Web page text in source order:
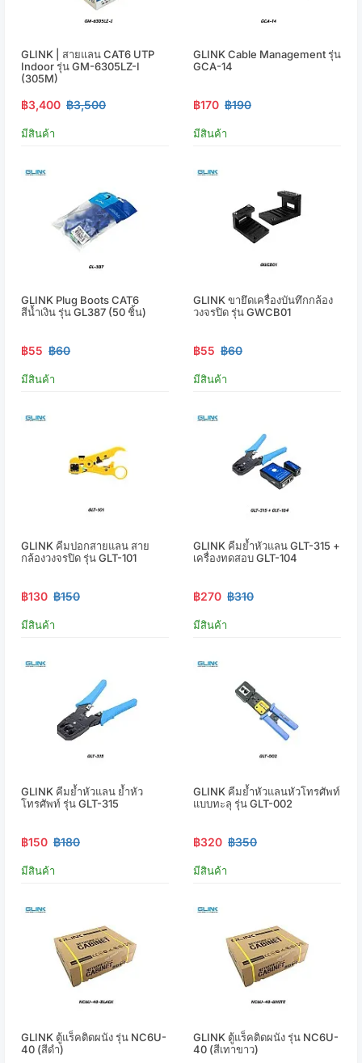
GLINK | สายแลน CAT6 UTP
Indoor รุ่น GM-6305LZ-I
(305M)
฿3,400 ฿3,500
มีสินค้า
GLINK Cable Management รุ่น
GCA-14
฿170 ฿190
มีสินค้า
GLINK Plug Boots CAT6
สีน้ำเงิน รุ่น GL387 (50 ชิ้น)
฿55 ฿60
มีสินค้า
GLINK ขายึดเครื่องบันทึกกล้อง
วงจรปิด รุ่น GWCB01
฿55 ฿60
มีสินค้า
GLINK คีมปอกสายแลน สาย
กล้องวงจรปิด รุ่น GLT-101
฿130 ฿150
มีสินค้า
GLINK คีมย้ำหัวแลน GLT-315 +
เครื่องทดสอบ GLT-104
฿270 ฿310
มีสินค้า
GLINK คีมย้ำหัวแลน ย้ำหัว
โทรศัพท์ รุ่น GLT-315
฿150 ฿180
มีสินค้า
GLINK คีมย้ำหัวแลนหัวโทรศัพท์
แบบทะลุ รุ่น GLT-002
฿320 ฿350
มีสินค้า
GLINK ตู้แร็คติดผนัง รุ่น NC6U-
40 (สีดำ)
GLINK ตู้แร็คติดผนัง รุ่น NC6U-
40 (สีเทาขาว)